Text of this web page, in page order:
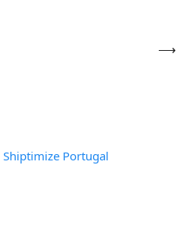
Shiptimize Portugal